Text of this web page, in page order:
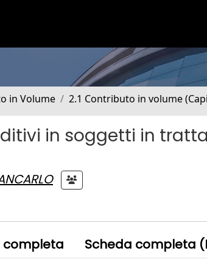
in Volume 2.1 Contributo in volume
in soggetti in
completa Scheda completa